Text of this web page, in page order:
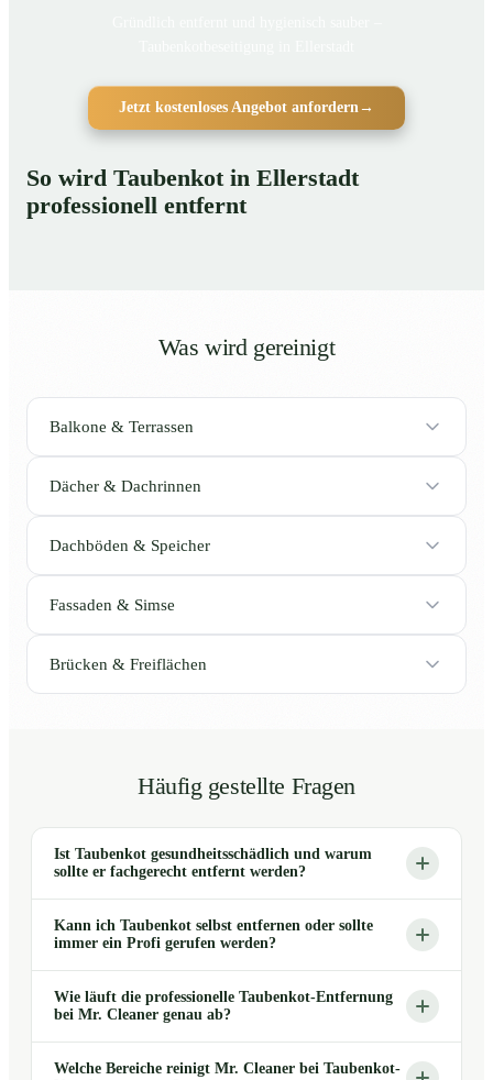
Jetzt kostenloses Angebot anfordern→
So wird Taubenkot in Ellerstadt
professionell entfernt
Was wird gereinigt
Balkone & Terrassen
Dächer & Dachrinnen
Dachböden & Speicher
Fassaden & Simse
Brücken & Freiflächen
Häufig gestellte Fragen
Ist Taubenkot gesundheitsschädlich und warum
sollte er fachgerecht entfernt werden?
Kann ich Taubenkot selbst entfernen oder sollte
immer ein Profi gerufen werden?
Wie läuft die professionelle Taubenkot-Entfernung
bei Mr. Cleaner genau ab?
Welche Bereiche reinigt Mr. Cleaner bei Taubenkot-